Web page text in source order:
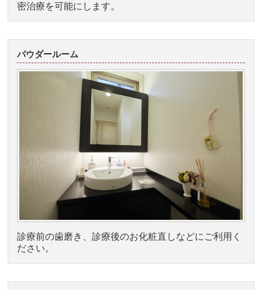
密治療を可能にします。
パウダールーム
診療前の歯磨き、診療後のお化粧直しなどにご利用く
ださい。